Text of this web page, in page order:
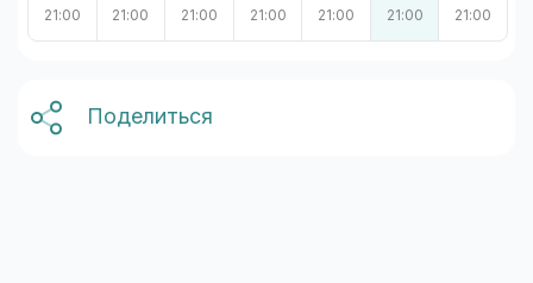
21:00
21:00
21:00
21:00
21:00
21:00
21:00
Поделиться